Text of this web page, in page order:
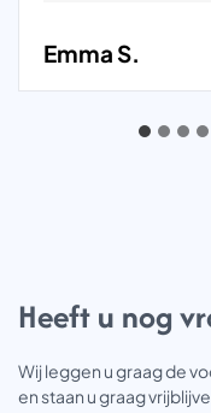
Emma S.
Heeft u nog
Wij leggen u graag de
en staan u graag